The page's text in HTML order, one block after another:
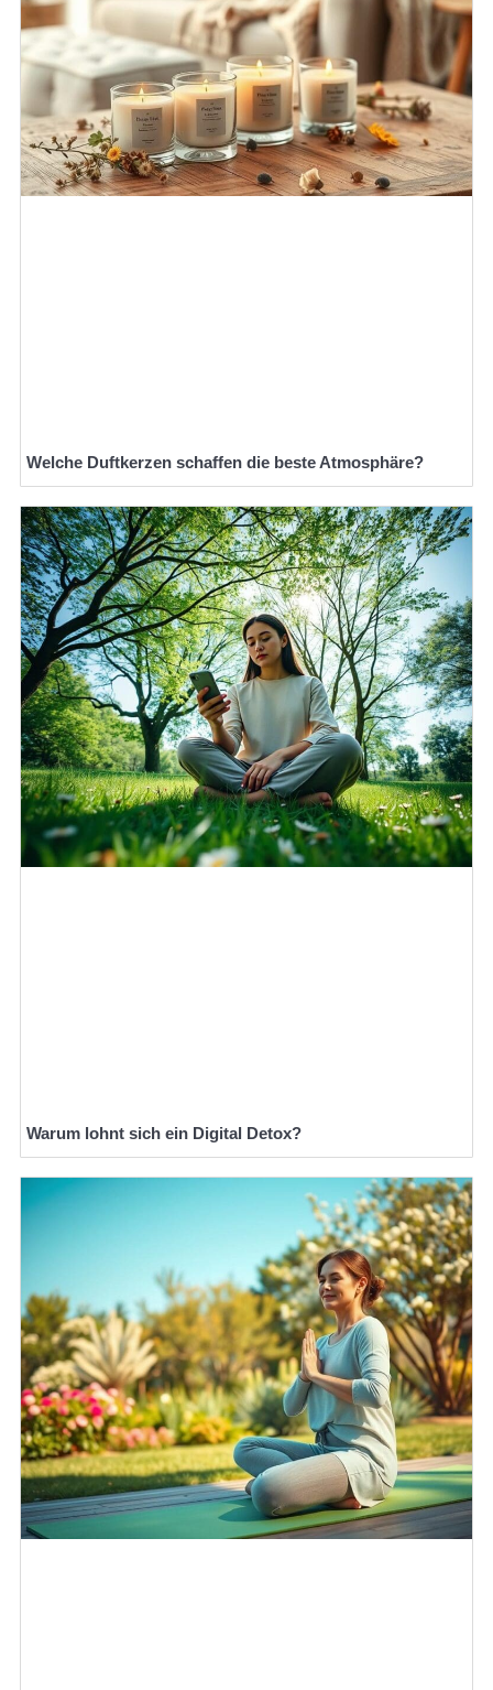
Welche Duftkerzen schaffen die beste Atmosphäre?
Warum lohnt sich ein Digital Detox?